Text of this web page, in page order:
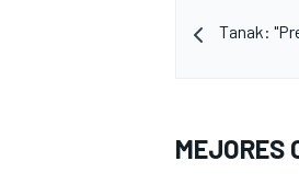
Tanak:
MEJORES